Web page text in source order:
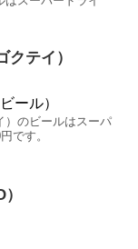
テイ）
ール）
）のビールはスーパ
です。